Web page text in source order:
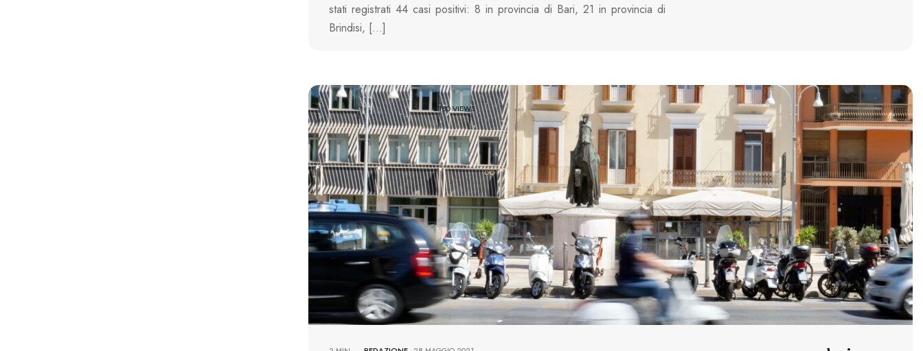
stati registrati 44 casi positivi: 8 in provincia di Bari, 21 in provincia di
Brindisi, […]
2180 VIEWS